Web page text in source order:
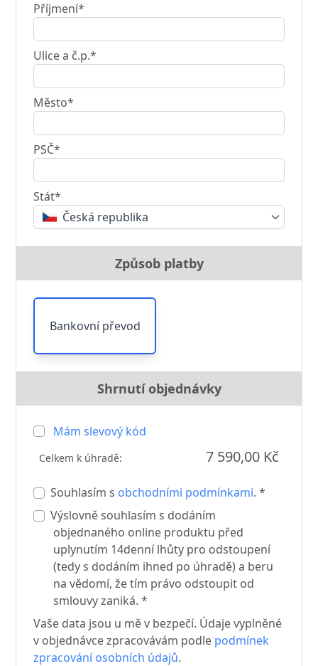
Příjmení*
Ulice a č.p.*
Město*
PSČ*
Stát*
Česká republika
Způsob platby
Bankovní převod
Shrnutí objednávky
Mám slevový kód
Celkem k úhradě: 7 590,00 Kč
Souhlasím s obchodními podmínkami. *
Výslovně souhlasím s dodáním
objednaného online produktu před
uplynutím 14denní lhůty pro odstoupení
(tedy s dodáním ihned po úhradě) a beru
na vědomí, že tím právo odstoupit od
smlouvy zaniká. *
Vaše data jsou u mě v bezpečí. Údaje vyplněné
v objednávce zpracovávám podle podmínek
zpracování osobních údajů.